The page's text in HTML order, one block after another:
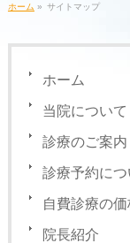
ホーム » サイトマップ
ホーム
当院について
診療のご案内
診療予約につ
自費診療の価
院長紹介